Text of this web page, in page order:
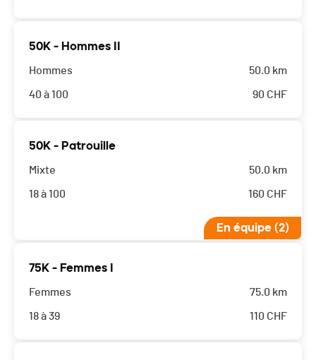
50K - Hommes II
Hommes
40 à 100
50.0 km
90 CHF
50K - Patrouille
Mixte
18 à 100
50.0 km
160 CHF
En équipe (2)
75K - Femmes I
Femmes
18 à 39
75.0 km
110 CHF